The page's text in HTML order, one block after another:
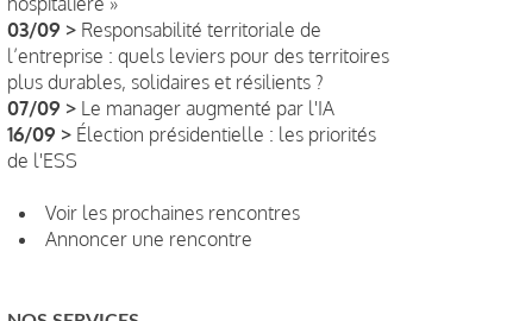
03/09 > Responsabilité territoriale de
l’entreprise : quels leviers pour des territoires
plus durables, solidaires et résilients ?
07/09 > Le manager augmenté par l'IA
16/09 > Élection présidentielle : les priorités
de l'ESS
Voir les prochaines rencontres
Annoncer une rencontre